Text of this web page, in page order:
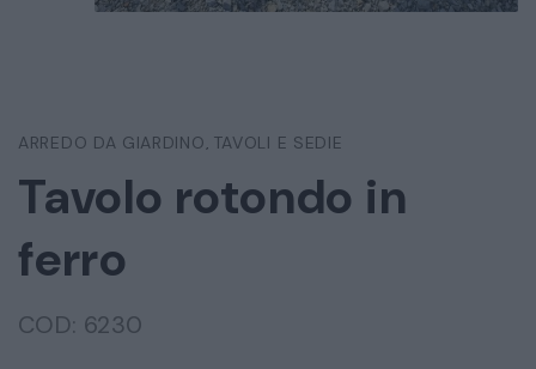
ARREDO DA GIARDINO , TAVOLI E SEDIE
Tavolo rotondo in
ferro
COD: 6230